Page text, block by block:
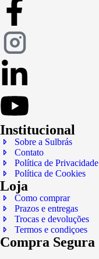
Institucional
Sobre a Sulbrás
Contato
Política de Privacidade
Política de Cookies
Loja
Como comprar
Prazos e entregas
Trocas e devoluções
Termos e condiçoes
Compra Segura